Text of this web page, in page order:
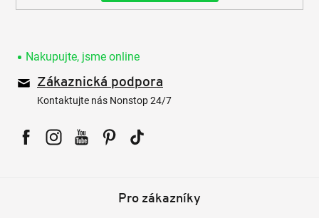
Nakupujte, jsme online
Zákaznická podpora
Kontaktujte nás Nonstop 24/7
Pro zákazníky